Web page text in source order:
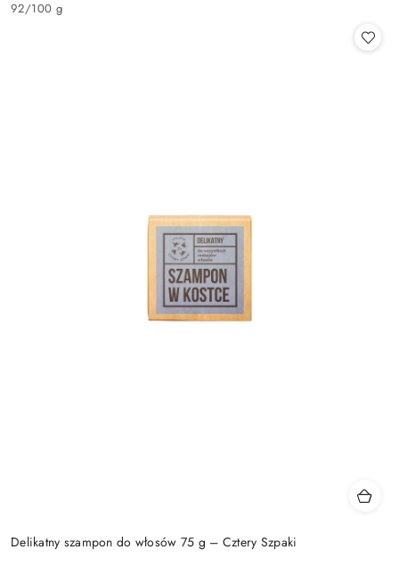
92/100 g
Delikatny szampon do włosów 75 g – Cztery Szpaki